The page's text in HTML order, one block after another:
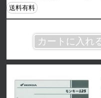
送料有料